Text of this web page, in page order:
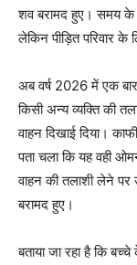
शव बरामद हुए। समय के
लेकिन पीड़ित परिवार के
अब वर्ष 2026 में एक
किसी अन्य व्यक्ति की
वाहन दिखाई दिया।
पता चला कि यह वही
वाहन की तलाशी लेने
बरामद हुए।
बताया जा रहा है कि